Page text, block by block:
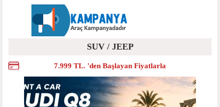
SUV / JEEP
7.999 TL. 'den Başlayan Fiyatlarla